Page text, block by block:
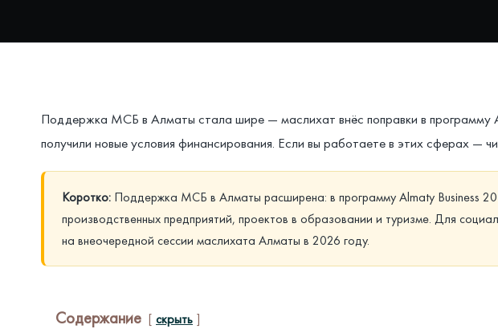
Поддержка МСБ в Алматы стала шире — маслихат внёс поправки в программу
получили новые условия финансирования. Если вы работаете в этих сферах —
Коротко: Поддержка МСБ в Алматы расширена: в программу Almaty Business
производственных предприятий, проектов в образовании и туризме. Для
на внеочередной сессии маслихата Алматы в 2026 году.
Содержание скрыть